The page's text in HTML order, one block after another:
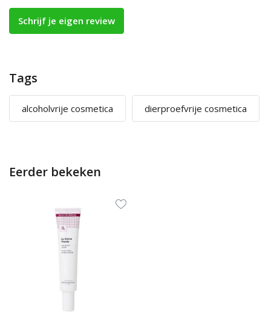
Schrijf je eigen review
Tags
alcoholvrije cosmetica dierproefvrije cosmetica
Eerder bekeken